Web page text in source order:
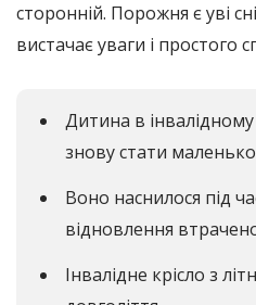
сторонній. Порожня є уві
вистачає уваги і простого
Дитина в
знову стати
Воно наснилося під
відновлення
Інвалідне крісло з